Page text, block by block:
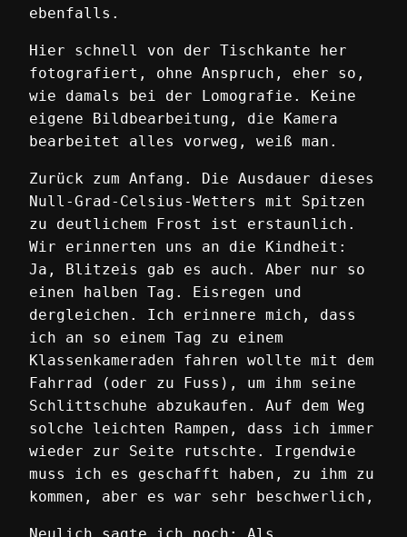
ebenfalls.
Hier schnell von der Tischkante her
fotografiert, ohne Anspruch, eher so,
wie damals bei der Lomografie. Keine
eigene Bildbearbeitung, die Kamera
bearbeitet alles vorweg, weiß man.
Zurück zum Anfang. Die Ausdauer dieses
Null-Grad-Celsius-Wetters mit Spitzen
zu deutlichem Frost ist erstaunlich.
Wir erinnerten uns an die Kindheit:
Ja, Blitzeis gab es auch. Aber nur so
einen halben Tag. Eisregen und
dergleichen. Ich erinnere mich, dass
ich an so einem Tag zu einem
Klassenkameraden fahren wollte mit dem
Fahrrad (oder zu Fuss), um ihm seine
Schlittschuhe abzukaufen. Auf dem Weg
solche leichten Rampen, dass ich immer
wieder zur Seite rutschte. Irgendwie
muss ich es geschafft haben, zu ihm zu
kommen, aber es war sehr beschwerlich,
Neulich sagte ich noch: Als